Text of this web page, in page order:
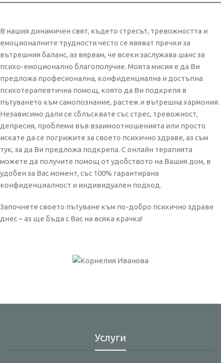
В нашия динамичен свят, където стресът, тревожността и
емоционалните трудности често се явяват пречки за
вътрешния баланс, аз вярвам, че всеки заслужава шанс за
психо-емоционално благополучие. Моята мисия е да Ви
предложа професионална, конфиденциална и достъпна
психотерапевтична помощ, която да Ви подкрепя в
пътуването към самопознание, растеж и вътрешна хармония.
Независимо дали се сблъсквате със стрес, тревожност,
депресия, проблеми във взаимоотношенията или просто
искате да се погрижите за своето психично здраве, аз съм
тук, за да Ви предложа подкрепа. С онлайн терапията
можете да получите помощ от удобството на Вашия дом, в
удобен за Вас момент, със 100% гарантирана
конфиденциалност и индивидуален подход.
Започнете своето пътуване към по-добро психично здраве
днес – аз ще бъда с Вас на всяка крачка!
Услуги